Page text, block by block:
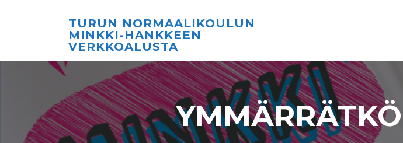
TURUN NORMAALIKOULUN
MINKKI-HANKKEEN
VERKKOALUSTA